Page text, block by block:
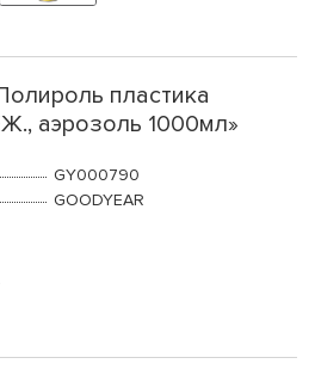
пластика
аэрозоль 1000мл»
GY000790
GOODYEAR